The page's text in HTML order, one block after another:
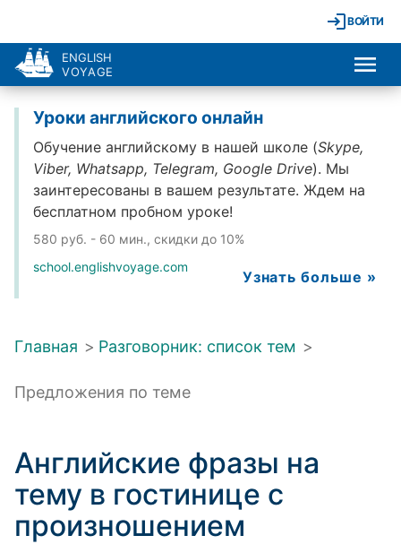
ВОЙТИ
ENGLISH
VOYAGE
Уроки английского онлайн
Обучение английскому в нашей школе (Skype,
Viber, Whatsapp, Telegram, Google Drive). Мы
заинтересованы в вашем результате. Ждем на
бесплатном пробном уроке!
580 руб. - 60 мин., скидки до 10%
school.englishvoyage.com
Узнать больше »
Главная > Разговорник: список тем >
Предложения по теме
Английские фразы на
тему в гостинице с
произношением